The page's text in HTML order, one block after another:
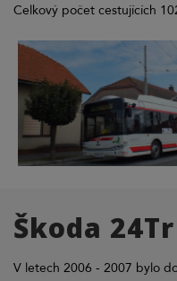
Celkový počet cestujících
Škoda 24Tr
V letech 2006 - 2007 bylo